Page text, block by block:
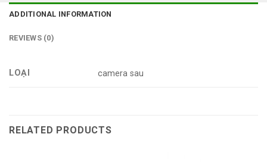
ADDITIONAL INFORMATION
REVIEWS (0)
LOẠI camera sau
RELATED PRODUCTS